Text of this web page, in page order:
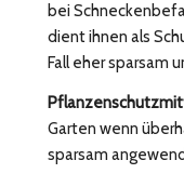
bei
dient ihnen als
Fall eher sparsam
Garten wenn
sparsam